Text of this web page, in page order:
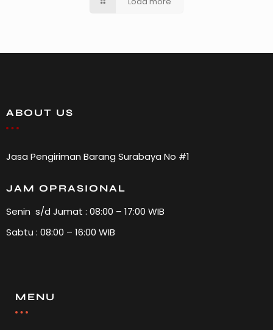
ABOUT US
Jasa Pengiriman Barang Surabaya No #1
JAM OPRASIONAL
Senin s/d Jumat : 08:00 – 17:00 WIB
Sabtu : 08:00 – 16:00 WIB
MENU